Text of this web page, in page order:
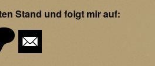
Stand und folgt mir auf: